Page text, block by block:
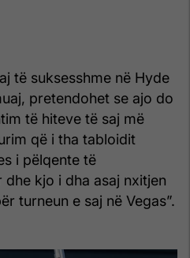
të suksesshme në Hyde
pretendohet se ajo do
të hiteve të saj më
që i tha tabloidit
i pëlqente të
kjo i dha asaj nxitjen
turneun e saj në Vegas”.